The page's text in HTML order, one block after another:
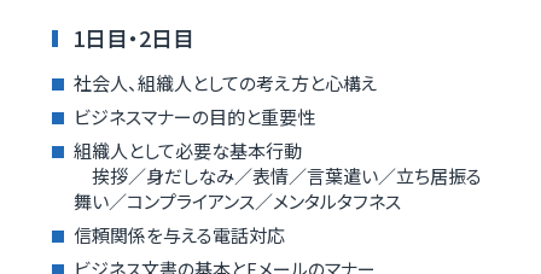
1日目・2日目
社会人、組織人としての考え方と心構え
ビジネスマナーの目的と重要性
組織人として必要な基本行動
挨拶／身だしなみ／表情／言葉遣い／立ち居振る
舞い／コンプライアンス／メンタルタフネス
信頼関係を与える電話対応
ビジネス文書の基本とEメールのマナー